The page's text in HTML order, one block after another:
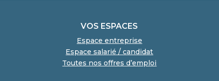
VOS ESPACES
Espace entreprise
Espace salarié / candidat
Toutes nos offres d’emploi